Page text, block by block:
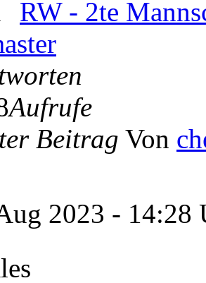
RW - 2te
Aufrufe
Beitrag Von
2023 - 14:28